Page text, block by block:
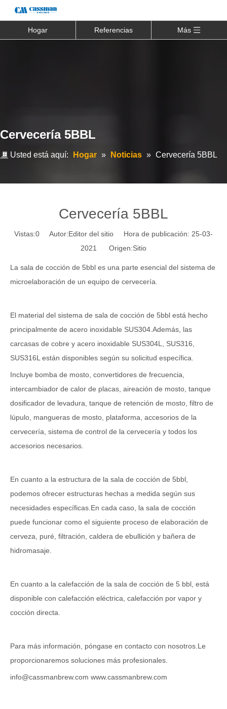
Hogar Referencias Más
Cervecería 5BBL
Usted está aquí: Hogar » Noticias » Cervecería 5BBL
Cervecería 5BBL
Vistas:0 Autor:Editor del sitio Hora de publicación: 25-03-
2021 Origen:Sitio
La sala de cocción de 5bbl es una parte esencial del sistema de
microelaboración de un equipo de cervecería.
El material del sistema de sala de cocción de 5bbl está hecho
principalmente de acero inoxidable SUS304.Además, las
carcasas de cobre y acero inoxidable SUS304L, SUS316,
SUS316L están disponibles según su solicitud específica.
Incluye bomba de mosto, convertidores de frecuencia,
intercambiador de calor de placas, aireación de mosto, tanque
dosificador de levadura, tanque de retención de mosto, filtro de
lúpulo, mangueras de mosto, plataforma, accesorios de la
cervecería, sistema de control de la cervecería y todos los
accesorios necesarios.
En cuanto a la estructura de la sala de cocción de 5bbl,
podemos ofrecer estructuras hechas a medida según sus
necesidades específicas.En cada caso, la sala de cocción
puede funcionar como el siguiente proceso de elaboración de
cerveza, puré, filtración, caldera de ebullición y bañera de
hidromasaje.
En cuanto a la calefacción de la sala de cocción de 5 bbl, está
disponible con calefacción eléctrica, calefacción por vapor y
cocción directa.
Para más información, póngase en contacto con nosotros.Le
proporcionaremos soluciones más profesionales.
info@cassmanbrew.com www.cassmanbrew.com